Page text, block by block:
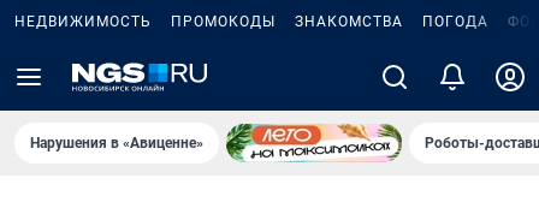
НЕДВИЖИМОСТЬ ПРОМОКОДЫ ЗНАКОМСТВА ПОГОДА
Нарушения в «Авиценне» Роботы-